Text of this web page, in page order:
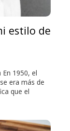
estilo de
1950, el
era más de
que el